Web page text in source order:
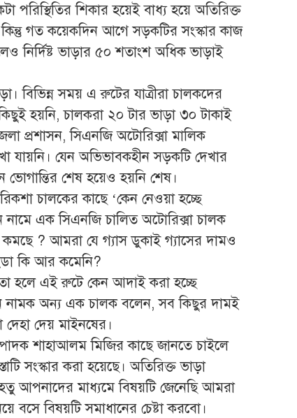
শিকার হয়েই বাধ্য হয়ে অতিরিক্ত
কিন্তু গত কয়েকদিন আগে সড়কটির সংস্কার কাজ
নির্দিষ্ট ভাড়ার ৫০ শতাংশ অধিক ভাড়াই
বিভিন্ন সময় এ রুটের যাত্রীরা চালকদের
হয়নি, চালকরা ২০ টার ভাড়া ৩০ টাকাই
প্রশাসন, সিএনজি অটোরিক্সা মালিক
যায়নি। যেন অভিভাবকহীন সড়কটি দেখার
ভোগান্তির শেষ হয়েও হয়নি শেষ।
চালকের কাছে ‘কেন নেওয়া হচ্ছে
এক সিএনজি চালিত অটোরিক্সা চালক
? আমরা যে গ্যাস ডুকাই গ্যাসের দামও
কি আর কমেনি?
হলে এই রুটে কেন আদাই করা হচ্ছে
নামক অন্য এক চালক বলেন, সব কিছুর দামই
দেয় মাইনষের।
শাহাআলম মিজির কাছে জানতে চাইলে
সংস্কার করা হয়েছে। অতিরিক্ত ভাড়া
আপনাদের মাধ্যমে বিষয়টি জেনেছি আমরা
বসে বিষয়টি সমাধানের চেষ্টা করবো।